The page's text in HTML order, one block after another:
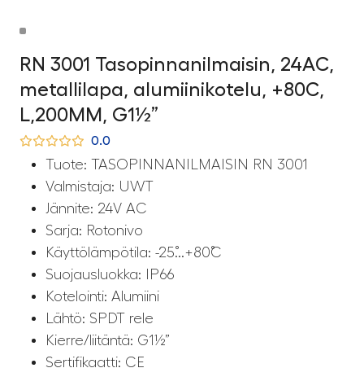
RN 3001 Tasopinnanilmaisin, 24AC,
metallilapa, alumiinikotelu, +80C,
L,200MM, G1½”
0.0
Tuote: TASOPINNANILMAISIN RN 3001
Valmistaja: UWT
Jännite: 24V AC
Sarja: Rotonivo
Käyttölämpötila: -25˚...+80˚C
Suojausluokka: IP66
Kotelointi: Alumiini
Lähtö: SPDT rele
Kierre/liitäntä: G1½”
Sertifikaatti: CE